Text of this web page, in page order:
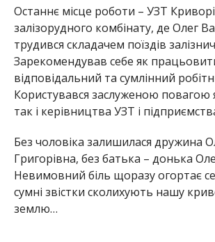
Останнє місце роботи – УЗТ
залізорудного комбінату, де Олег
трудився складачем поїздів
Зарекомендував себе як
відповідальний та сумлінний
Користувався заслуженою повагою
так і керівництва УЗТ і
Без чоловіка залишилася дружина
Григорівна, без батька – донька
Невимовний біль щоразу огортає
сумні звістки сколихують нашу
землю…